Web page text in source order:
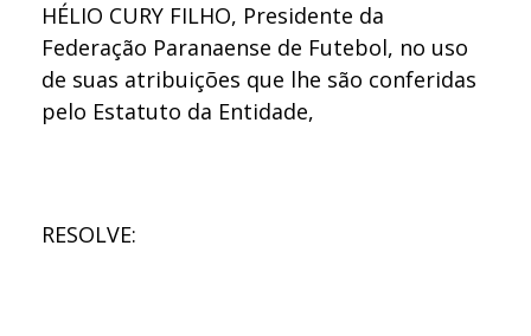
HÉLIO CURY FILHO, Presidente da
Federação Paranaense de Futebol, no uso
de suas atribuições que lhe são conferidas
pelo Estatuto da Entidade,
RESOLVE: